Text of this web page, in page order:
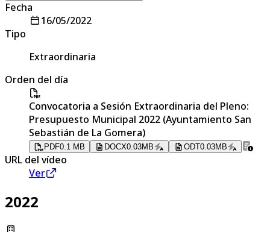
Fecha
16/05/2022
Tipo
Extraordinaria
Orden del día
Convocatoria a Sesión Extraordinaria del Pleno:
Presupuesto Municipal 2022 (Ayuntamiento San
Sebastián de La Gomera)
PDF0.1 MB DOCX0.03MB ODT0.03MB
URL del vídeo
Ver
2022